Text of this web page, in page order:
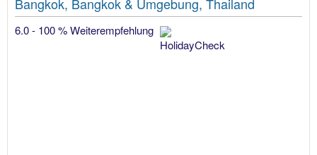
6.0 - 100 % Weiterempfehlung